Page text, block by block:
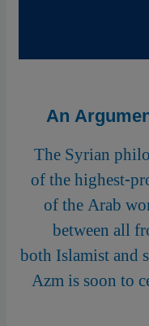
An
The Syrian
of the highest-
of the Arab
between all
both Islamist and
Azm is soon to